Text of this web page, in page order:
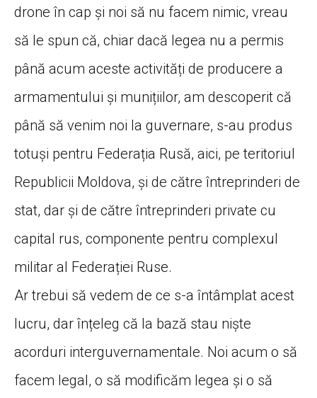
drone în cap și noi să nu facem nimic, vreau
să le spun că, chiar dacă legea nu a permis
până acum aceste activități de producere a
armamentului și munițiilor, am descoperit că
până să venim noi la guvernare, s-au produs
totuși pentru Federația Rusă, aici, pe teritoriul
Republicii Moldova, și de către întreprinderi de
stat, dar și de către întreprinderi private cu
capital rus, componente pentru complexul
militar al Federației Ruse.
Ar trebui să vedem de ce s-a întâmplat acest
lucru, dar înțeleg că la bază stau niște
acorduri interguvernamentale. Noi acum o să
facem legal, o să modificăm legea și o să